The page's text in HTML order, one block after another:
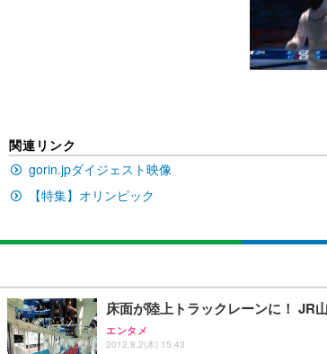
Sezlife オフィスチェア デスクチェア 疲
ション PCチェア 通気性メッシュ ゲーミ
ション PCチェア 通気性メッシュ ゲーミ
￥7,680
【純正品】27"ゲーミングモニター
【整備済み品】Dell E2724HS 27インチ
￥15,800
ネオ・ルーライフ ネオ・オムツ L 中型犬
Smart Basic(スマートベーシック) 【
￥3,670
関連リンク
gorin.jpダイジェスト映像
【特集】オリンピック
床面が陸上トラックレーンに！ JR
エンタメ
2012.8.2(木) 15:43